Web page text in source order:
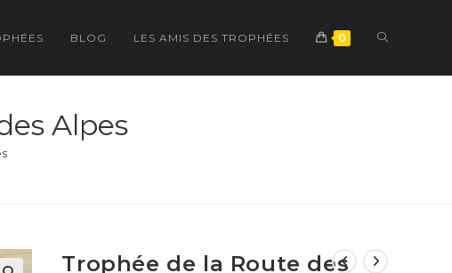
BLOG LES AMIS DES TROPHÉES 0 TOGGLE
Alpes
Trophée de la Route des